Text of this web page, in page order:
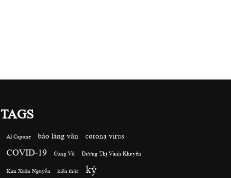
TAGS
Al Capone báo làng văn corona virus
COVID-19 Cung Vũ Dương Thị Vành Khuyên
Kim Xuân Nguyễn kiến thức ký